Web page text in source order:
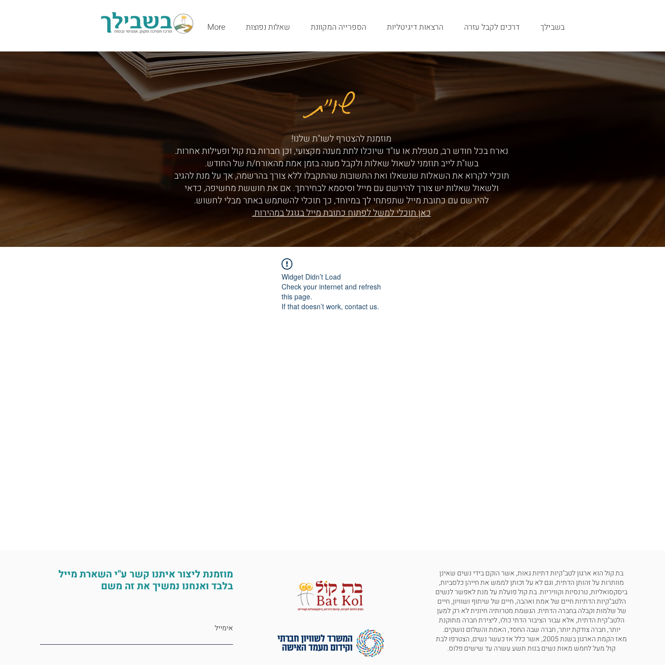
בשבילך דרכים לקבל עזרה הרצאות דיגיטליות הספרייה המקוונת שאלות נפוצות More
שו"ת
שו"ת
מוזמנת להצטרף לשו"ת שלנו!
נארח בכל חודש רב, מטפלת או עו"ד שיוכלו לתת מענה מקצועי, וכן חברות בת קול ופעילות אחרות.
בשו"ת לייב תוזמני לשאול שאלות ולקבל מענה בזמן אמת מהאורח/ת של החודש.
תוכלי לקרוא את השאלות שנשאלו ואת התשובות שהתקבלו ללא צורך בהרשמה, אך על מנת להגיב
ולשאול שאלות יש צורך להירשם עם מייל וסיסמא לבחירתך. אם את חוששת מחשיפה, כדאי
להירשם עם כתובת מייל שתפתחי לך במיוחד, כך תוכלי להשתמש באתר מבלי לחשוש.
כאן תוכלי למשל לפתוח כתובת מייל בגוגל במהירות.
Widget Didn’t Load
Check your internet and refresh
this page.
If that doesn’t work, contact us.
מוזמנת ליצור איתנו קשר ע"י השארת מייל
בלבד ואנחנו נמשיך את זה משם
בת קול הוא ארגון לטב"קיות דתיות גאות, אשר הוקם בידי נשים שאינן
מוותרות על זהותן הדתית, וגם לא על זכותן לממש את חייהן כלסביות,
ביסקסואליות, טרנסיות וקוויריות. בת קול פועלת על מנת לאפשר לנשים
הלטב"קיות הדתיות חיים של אמת ואהבה, חיים של שיתוף ושוויון, חיים
של שלמות וקבלה בחברה הדתית. הגשמת מטרותיה חיונית לא רק למען
הלטב"קית הדתית, אלא עבור הציבור הדתי כולו, ליצירת חברה מתוקנת
יותר, חברה צודקת יותר, חברה שבה החסד, האמת והשלום נושקים.
מאז הקמת הארגון בשנת 2005, אשר כלל אז כעשר נשים, הצטרפו לבת
קול מעל לחמש מאות נשים בנות תשע עשרה עד שישים פלוס.